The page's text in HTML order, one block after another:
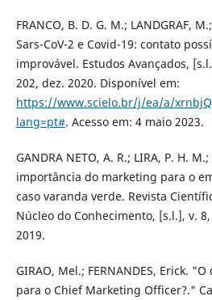
FRANCO, B. D. G. M.; LANDGRAF,
Sars-CoV-2 e Covid-19: contato
improvável. Estudos Avançados,
202, dez. 2020. Disponível em:
https://www.scielo.br/j/ea/a/
lang=pt#. Acesso em: 4 maio 2023.
GANDRA NETO, A. R.; LIRA, P. H.
importância do marketing para o
caso varanda verde. Revista
Núcleo do Conhecimento, [s.l.], v.
2019.
GIRAO, Mel.; FERNANDES, Erick.
para o Chief Marketing Officer?."